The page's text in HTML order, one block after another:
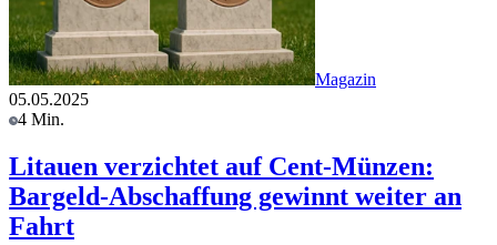
Magazin
05.05.2025
4 Min.
Litauen verzichtet auf Cent-Münzen:
Bargeld-Abschaffung gewinnt weiter an
Fahrt